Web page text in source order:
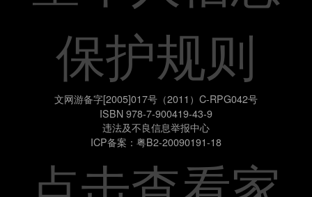
保护规则
文网游备字[2005]017号（2011）C-RPG042号
ISBN 978-7-900419-43-9
违法及不良信息举报中心
ICP备案：粤B2-20090191-18